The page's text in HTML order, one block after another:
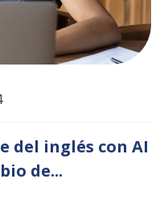
del inglés con AI
de...